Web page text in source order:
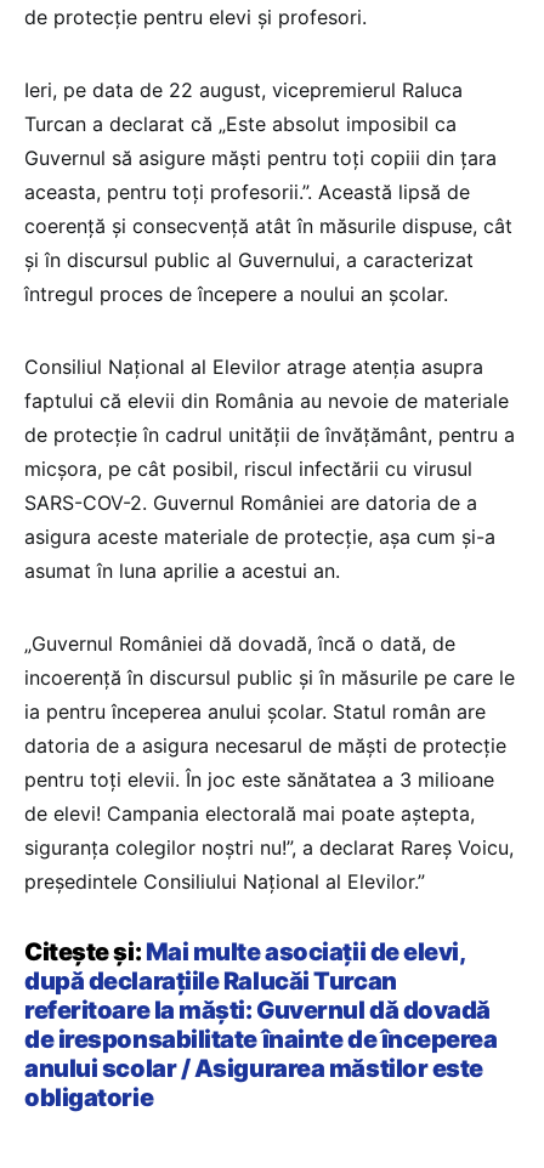
de protecție pentru elevi și profesori.
Ieri, pe data de 22 august, vicepremierul Raluca
Turcan a declarat că „Este absolut imposibil ca
Guvernul să asigure măşti pentru toţi copiii din ţara
aceasta, pentru toţi profesorii.”. Această lipsă de
coerență și consecvență atât în măsurile dispuse, cât
și în discursul public al Guvernului, a caracterizat
întregul proces de începere a noului an școlar.
Consiliul Național al Elevilor atrage atenția asupra
faptului că elevii din România au nevoie de materiale
de protecție în cadrul unității de învățământ, pentru a
micșora, pe cât posibil, riscul infectării cu virusul
SARS-COV-2. Guvernul României are datoria de a
asigura aceste materiale de protecție, așa cum și-a
asumat în luna aprilie a acestui an.
„Guvernul României dă dovadă, încă o dată, de
incoerență în discursul public și în măsurile pe care le
ia pentru începerea anului școlar. Statul român are
datoria de a asigura necesarul de măști de protecție
pentru toți elevii. În joc este sănătatea a 3 milioane
de elevi! Campania electorală mai poate aștepta,
siguranța colegilor noștri nu!”, a declarat Rareș Voicu,
președintele Consiliului Național al Elevilor.”
Citește și: Mai multe asociații de elevi,
după declarațiile Ralucăi Turcan
referitoare la măști: Guvernul dă dovadă
de iresponsabilitate înainte de începerea
anului scolar / Asigurarea măstilor este
obligatorie